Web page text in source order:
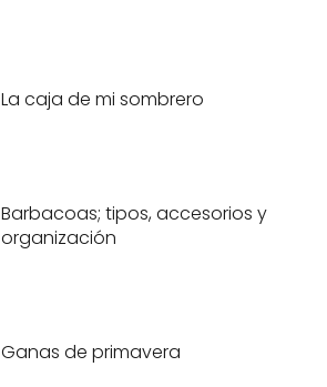
La caja de mi sombrero
Barbacoas; tipos, accesorios y
organización
Ganas de primavera